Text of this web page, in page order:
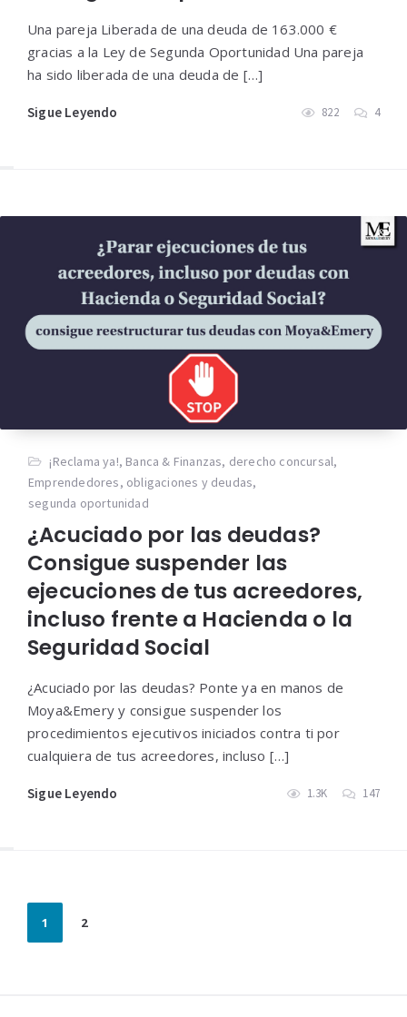
Una pareja Liberada de una deuda de 163.000 €
gracias a la Ley de Segunda Oportunidad Una pareja
ha sido liberada de una deuda de […]
Sigue Leyendo 822 4
¡Reclama ya!, Banca & Finanzas, derecho concursal,
Emprendedores, obligaciones y deudas,
segunda oportunidad
¿Acuciado por las deudas?
Consigue suspender las
ejecuciones de tus acreedores,
incluso frente a Hacienda o la
Seguridad Social
¿Acuciado por las deudas? Ponte ya en manos de
Moya&Emery y consigue suspender los
procedimientos ejecutivos iniciados contra ti por
cualquiera de tus acreedores, incluso […]
Sigue Leyendo 1.3K 147
Paginación
de
1 2